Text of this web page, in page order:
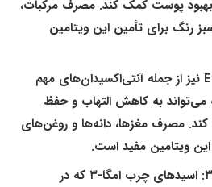
بهبود پوست کمک کند. مصرف مرکبات،
رنگ برای تأمین این ویتامین
ویتامین E نیز از جمله آنتی‌اکسیدان‌های مهم
به کاهش التهاب و حفظ
مصرف مغزها، دانه‌ها و روغن‌های
ویتامین مفید است.
اسیدهای چرب امگا-۳ که در